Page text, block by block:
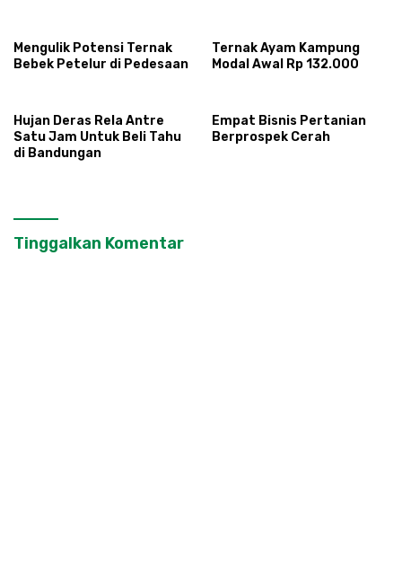
Mengulik Potensi Ternak
Bebek Petelur di Pedesaan
Ternak Ayam Kampung
Modal Awal Rp 132.000
Hujan Deras Rela Antre
Satu Jam Untuk Beli Tahu
di Bandungan
Empat Bisnis Pertanian
Berprospek Cerah
Tinggalkan Komentar